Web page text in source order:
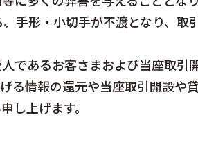
手形・小切手が不渡となり、取
であるお客さまおよび当座取引
る情報の還元や当座取引開設や
し上げます。